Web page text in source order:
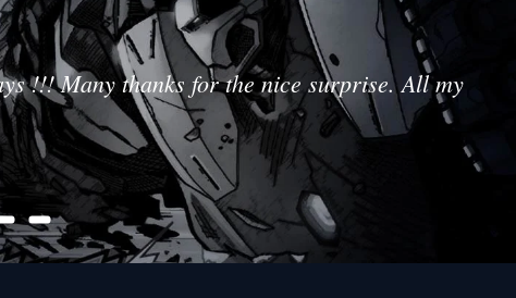
!!! Many thanks for the nice surprise. All my